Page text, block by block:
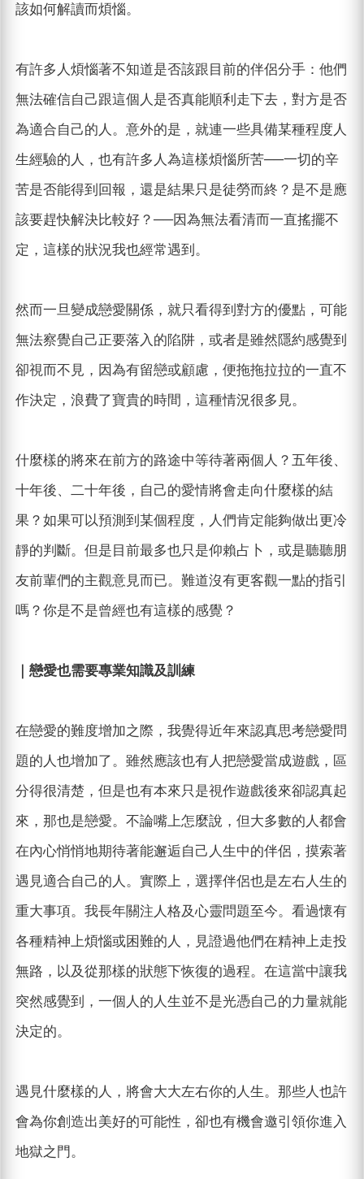
該如何解讀而煩惱。
有許多人煩惱著不知道是否該跟目前的伴侶分手：他們
無法確信自己跟這個人是否真能順利走下去，對方是否
為適合自己的人。意外的是，就連一些具備某種程度人
生經驗的人，也有許多人為這樣煩惱所苦──一切的辛
苦是否能得到回報，還是結果只是徒勞而終？是不是應
該要趕快解決比較好？──因為無法看清而一直搖擺不
定，這樣的狀況我也經常遇到。
然而一旦變成戀愛關係，就只看得到對方的優點，可能
無法察覺自己正要落入的陷阱，或者是雖然隱約感覺到
卻視而不見，因為有留戀或顧慮，便拖拖拉拉的一直不
作決定，浪費了寶貴的時間，這種情況很多見。
什麼樣的將來在前方的路途中等待著兩個人？五年後、
十年後、二十年後，自己的愛情將會走向什麼樣的結
果？如果可以預測到某個程度，人們肯定能夠做出更冷
靜的判斷。但是目前最多也只是仰賴占卜，或是聽聽朋
友前輩們的主觀意見而已。難道沒有更客觀一點的指引
嗎？你是不是曾經也有這樣的感覺？
｜戀愛也需要專業知識及訓練
在戀愛的難度增加之際，我覺得近年來認真思考戀愛問
題的人也增加了。雖然應該也有人把戀愛當成遊戲，區
分得很清楚，但是也有本來只是視作遊戲後來卻認真起
來，那也是戀愛。不論嘴上怎麼說，但大多數的人都會
在內心悄悄地期待著能邂逅自己人生中的伴侶，摸索著
遇見適合自己的人。實際上，選擇伴侶也是左右人生的
重大事項。我長年關注人格及心靈問題至今。看過懷有
各種精神上煩惱或困難的人，見證過他們在精神上走投
無路，以及從那樣的狀態下恢復的過程。在這當中讓我
突然感覺到，一個人的人生並不是光憑自己的力量就能
決定的。
遇見什麼樣的人，將會大大左右你的人生。那些人也許
會為你創造出美好的可能性，卻也有機會邀引領你進入
地獄之門。